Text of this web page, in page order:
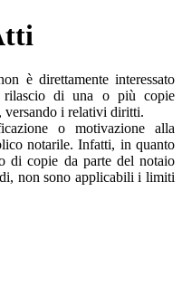
è direttamente interessato
di una o più copie
versando i relativi diritti.
o motivazione alla
notarile. Infatti, in quanto
di copie da parte del notaio
non sono applicabili i limiti